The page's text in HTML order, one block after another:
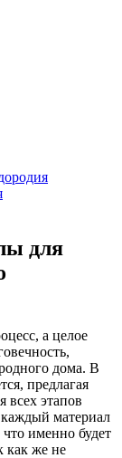
для
а целое
дома. В
предлагая
этапов
материал
именно будет
как же не